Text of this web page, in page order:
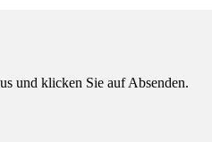
und klicken Sie auf Absenden.